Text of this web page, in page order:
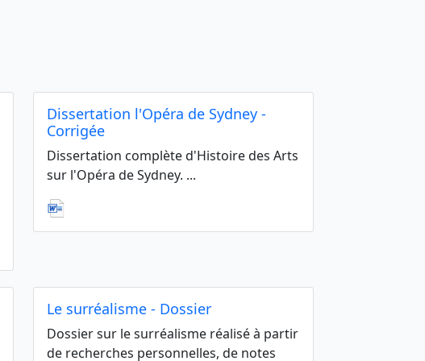
Dissertation l'Opéra de Sydney -
Corrigée
Dissertation complète d'Histoire des Arts
sur l'Opéra de Sydney. ...
Le surréalisme - Dossier
Dossier sur le surréalisme réalisé à partir
de recherches personnelles, de notes